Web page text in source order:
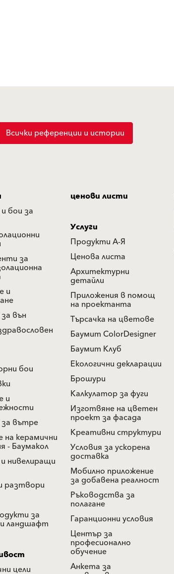
Всички референции и истории
бои за
за
и
вън
бои
и
вътре
на керамични
- Баумакол
нивелиращи
разтвори
за
ландшафт
ценови листи
Услуги
Продукти А-Я
Ценова листа
Архитектурни
детайли
Приложения в помощ
на проектанта
Търсачка на цветове
Баумит ColorDesigner
Баумит Клуб
Екологични декларации
Брошури
Калкулатор за фуги
Изготвяне на цветен
проект за фасада
Креативни структури
Условия за ускорена
доставка
Мобилно приложение
за добавена реалност
Ръководства за
полагане
Гаранционни условия
Център за
професионално
обучение
Анкета за
цели